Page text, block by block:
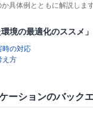
具体例とともに解説します
境の最適化のススメ」
時の対応
え方
ションのバック